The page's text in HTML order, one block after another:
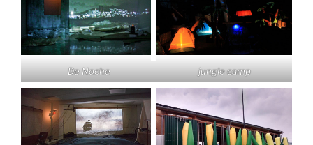
De Noche jungle camp